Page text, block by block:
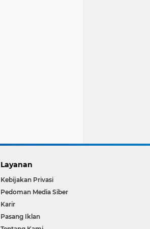
Layanan
Kebijakan Privasi
Pedoman Media Siber
Karir
Pasang Iklan